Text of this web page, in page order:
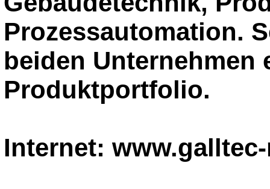
Prozessautomation.
beiden Unternehmen
Produktportfolio.
Internet: